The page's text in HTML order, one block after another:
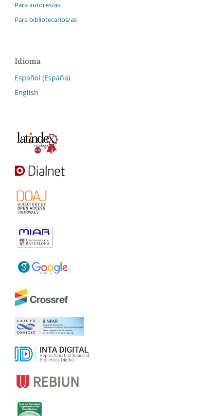
Para autores/as
Para bibliotecarios/as
Idioma
Español (España)
English